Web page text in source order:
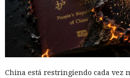
China está restringiendo cada vez